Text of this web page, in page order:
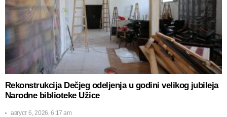
Rekonstrukcija Dečjeg odeljenja u godini velikog jubileja
Narodne biblioteke Užice
август 6, 2026, 6:17 am